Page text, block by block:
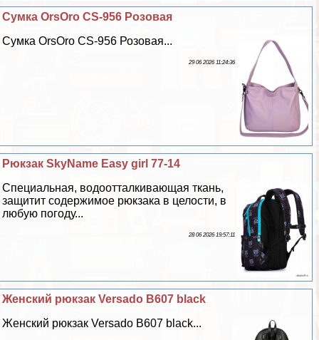
Сумка OrsOro CS-956 Розовая
Сумка OrsOro CS-956 Розовая...
29 06 2026 11:24:36
Рюкзак SkyName Easy girl 77-14
Специальная, водоотталкивающая ткань,
защитит содержимое рюкзака в целости, в
любую погоду...
28 06 2026 19:57:11
Женский рюкзак Versado B607 black
Женский рюкзак Versado B607 black...